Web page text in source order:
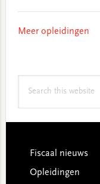
Meer opleidingen
Footer
Fiscaal nieuws
Opleidingen